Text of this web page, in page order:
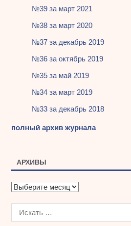
№39 за март 2021
№38 за март 2020
№37 за декабрь 2019
№36 за октябрь 2019
№35 за май 2019
№34 за март 2019
№33 за декабрь 2018
полный архив журнала
АРХИВЫ
А
х